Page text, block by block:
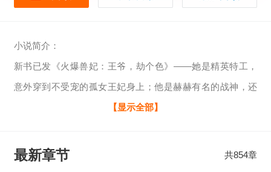
小说简介：
新书已发《火爆兽妃：王爷，劫个色》——她是精英特工，
意外穿到不受宠的孤女王妃身上；他是赫赫有名的战神，还
有着一重不为人知的神秘身份。第一次见面，他鬼气森森，
挣不脱，甩不掉！“女人，你是本王的妃！命中注定，逃不
【显示全部】
最新章节 共854章